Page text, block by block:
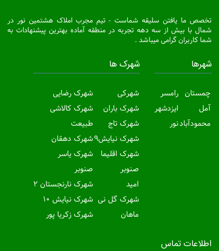
تخصص ما یافتن سلیقه شماست - تیم مجرب املاک هشتمین نور در
شمال با بیش از سه دهه تجربه در منطقه آماده بهترین پیشنهادات به
شما کاربران گرامی میباشد .
شهرها
چمستان
آمل
محمودآباد
رامسر
ایزدشهر
نور
شهرک ها
شهرکی
شهرک باران
شهرک تاج
شهرک نیایش9
شهرک اقلیما
صنوبر
امید
شهرک گل نی
ماهان
شهرک رضایی
شهرک کالاشی
طبیعت
شهرک دهقان
شهرک یاسر
صنوبر
شهرک نارنجستان 2
شهرک نیایش 10
شهرک زکریا پور
اطلاعات تماس